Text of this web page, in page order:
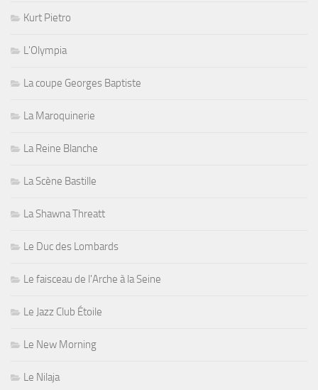
Kurt Pietro
L'Olympia
La coupe Georges Baptiste
La Maroquinerie
La Reine Blanche
La Scène Bastille
La Shawna Threatt
Le Duc des Lombards
Le faisceau de l'Arche à la Seine
Le Jazz Club Étoile
Le New Morning
Le Nilaja